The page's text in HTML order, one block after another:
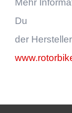
Du
der